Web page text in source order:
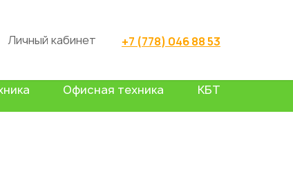
Личный кабинет +7 (778) 046 88 53
Офисная техника КБТ